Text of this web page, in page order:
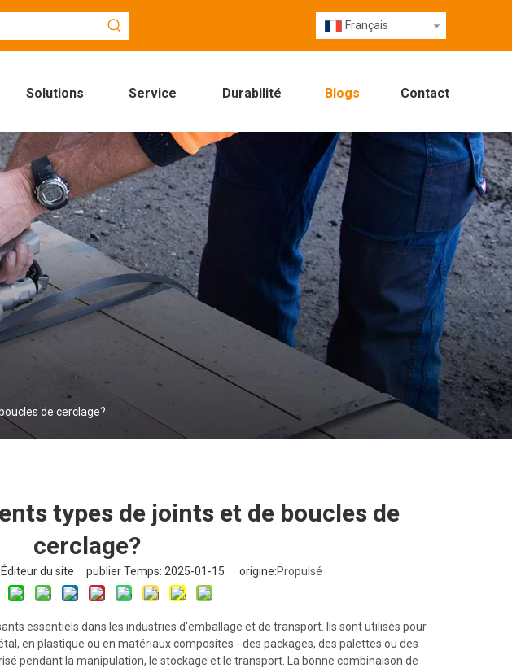
Français
Solutions Service Durabilité Blogs Contact
de cerclage?
types de joints et de boucles de
cerclage?
du site publier Temps: 2025-01-15 origine:Propulsé
essentiels dans les industries d'emballage et de transport. Ils sont utilisés pour
en plastique ou en matériaux composites - des packages, des palettes ou des
pendant la manipulation, le stockage et le transport. La bonne combinaison de